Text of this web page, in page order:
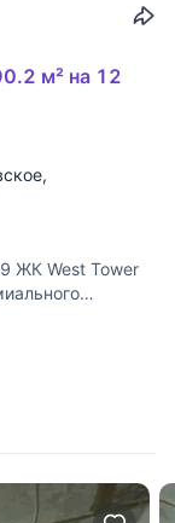
м² на 12
,
ЖК West Tower
подходит для
12 этаж